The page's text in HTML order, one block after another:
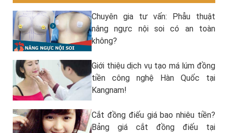
Chuyên gia tư vấn: Phẫu thuật
nâng ngực nội soi có an toàn
không?
Giới thiệu dịch vụ tạo má lúm đồng
tiền công nghệ Hàn Quốc tại
Kangnam!
Cắt đồng điếu giá bao nhiêu tiền?
Bảng giá cắt đồng điếu tại